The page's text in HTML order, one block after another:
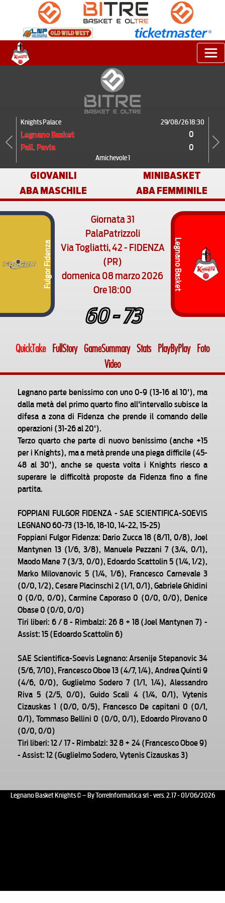
Knights Palace 29/08/26 18:30
Legnano Basket
0
Pall. Pavia
0
Amichevole 1
Previous Next
GIOVANILI
MINIBASKET
ABA MASCHILE
ABA FEMMINILE
Fulgor Fidenza
Giornata 31
PalaPatrizzoli
Via Togliatti, 42 - FIDENZA
(PR)
domenica 08 marzo 2026
Ore 18:00
60 - 73
Legnano Basket
QuickTake FullStory GameSummary Stats PlayByPlay
Foto
Video
Legnano parte benissimo con uno 0-9 (13-16 al 10'), ma
dalla metà del primo quarto fino all'intervallo subisce la
difesa a zona di Fidenza che prende il comando delle
operazioni (31-26 al 20').
Terzo quarto che parte di nuovo benissimo (anche +15
per i Knights), ma a metà prende una piega difficile (45-
48 al 30'), anche se questa volta i Knights riesco a
superare le difficoltà proposte da Fidenza fino a fine
partita.
FOPPIANI FULGOR FIDENZA - SAE SCIENTIFICA-SOEVIS
LEGNANO 60-73 (13-16, 18-10, 14-22, 15-25)
Foppiani Fulgor Fidenza: Dario Zucca 18 (8/11, 0/8), Joel
Mantynen 13 (1/6, 3/8), Manuele Pezzani 7 (3/4, 0/1),
Maodo Mane 7 (3/3, 0/0), Edoardo Scattolin 5 (1/4, 1/2),
Marko Milovanovic 5 (1/4, 1/6), Francesco Carnevale 3
(0/0, 1/2), Cesare Placinschi 2 (1/1, 0/1), Gabriele Ghidini
0 (0/0, 0/0), Carmine Caporaso 0 (0/0, 0/0), Denice
Obase 0 (0/0, 0/0)
Tiri liberi: 6 / 8 - Rimbalzi: 26 8 + 18 (Joel Mantynen 7) -
Assist: 15 (Edoardo Scattolin 6)
SAE Scientifica-Soevis Legnano: Arsenije Stepanovic 34
(5/6, 7/10), Francesco Oboe 13 (4/7, 1/4), Andrea Quinti 9
(4/6, 0/0), Guglielmo Sodero 7 (1/1, 1/4), Alessandro
Riva 5 (2/5, 0/0), Guido Scali 4 (1/4, 0/1), Vytenis
Cizauskas 1 (0/0, 0/5), Francesco De capitani 0 (0/1,
0/1), Tommaso Bellini 0 (0/0, 0/1), Edoardo Pirovano 0
(0/0, 0/0)
Tiri liberi: 12 / 17 - Rimbalzi: 32 8 + 24 (Francesco Oboe 9)
- Assist: 12 (Guglielmo Sodero, Vytenis Cizauskas 3)
Legnano Basket Knights © – By TorreInformatica srl - vers. 2.17 - 01/06/2026